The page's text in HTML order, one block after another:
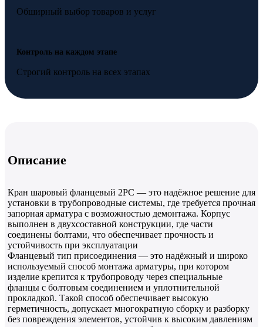
Обширный выбор товаров и услуг
Контроль на каждом этапе
Строгий контроль на всех этапах
Описание
Кран шаровый фланцевый 2PC — это надёжное решение для
установки в трубопроводные системы, где требуется прочная
запорная арматура с возможностью демонтажа. Корпус
выполнен в двухсоставной конструкции, где части
соединены болтами, что обеспечивает прочность и
устойчивость при эксплуатации
Фланцевый тип присоединения — это надёжный и широко
используемый способ монтажа арматуры, при котором
изделие крепится к трубопроводу через специальные
фланцы с болтовым соединением и уплотнительной
прокладкой. Такой способ обеспечивает высокую
герметичность, допускает многократную сборку и разборку
без повреждения элементов, устойчив к высоким давлениям